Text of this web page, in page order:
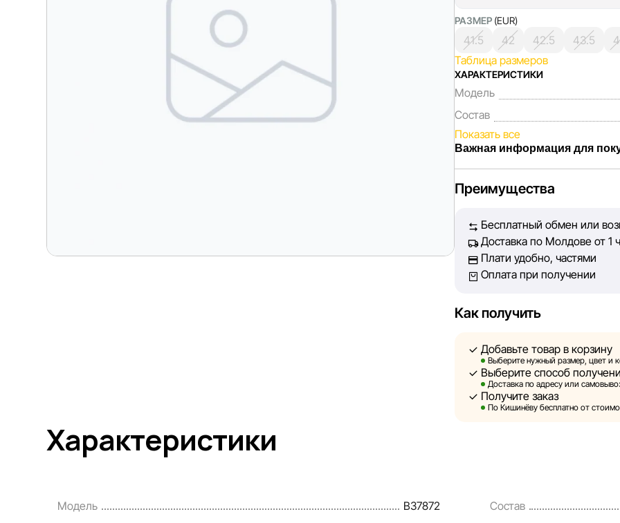
РАЗМЕР (EUR)
41.5 42 42.5 43.5
Таблица размеров
ХАРАКТЕРИСТИКИ
Модель
Состав
Показать все
Важная информация для
Каждый день мы работаем над
Наша цель — обеспечить вас
принять лучшее решение о
Однако, несмотря на
технических ошибок или
быть размещены на нашем сайте.
Sportlandia оставляет за собой
предварительного
и потребительские свойства
порядке и без
Преимущества
Бесплатный обмен или
Доставка по Молдове от 1
Плати удобно, частями
Оплата при получении
Как получить
Добавьте товар в корзину
Выберите нужный размер, цвет и
Выберите способ
Доставка по адресу или
Получите заказ
По Кишинёву бесплатно от
Характеристики
Модель B37872 Состав